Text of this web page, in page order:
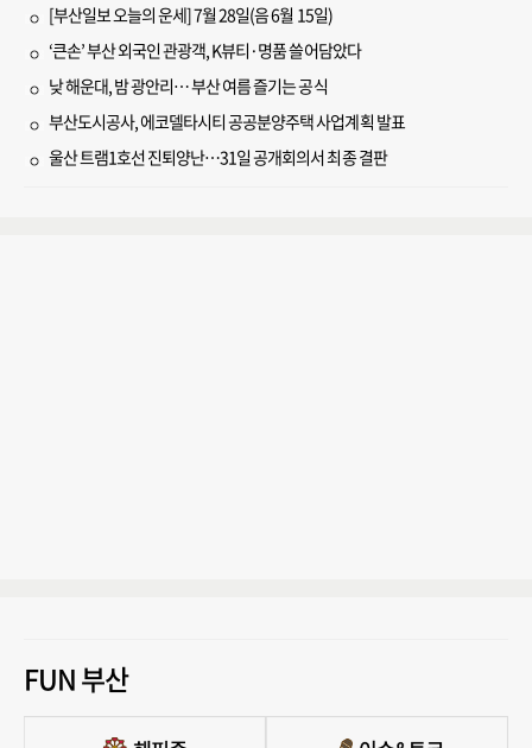
[부산일보 오늘의 운세] 7월 28일(음 6월 15일)
‘큰손’ 부산 외국인 관광객, K뷰티·명품 쓸어담았다
낮 해운대, 밤 광안리… 부산 여름 즐기는 공식
부산도시공사, 에코델타시티 공공분양주택 사업계획 발표
울산 트램1호선 진퇴양난…31일 공개회의서 최종 결판
FUN 부산